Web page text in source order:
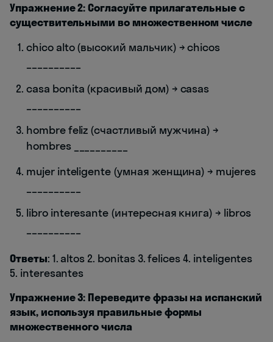
Упражнение 2: Согласуйте прилагательные с
существительными во множественном числе
chico alto (высокий мальчик) → chicos
casa bonita (красивый дом) → casas
hombre feliz (счастливый мужчина) →
hombres __________
mujer inteligente (умная женщина) → mujeres
libro interesante (интересная книга) → libros
Ответы: 1. altos 2. bonitas 3. felices 4. inteligentes
5. interesantes
Упражнение 3: Переведите фразы на испанский
язык, используя правильные формы
множественного числа